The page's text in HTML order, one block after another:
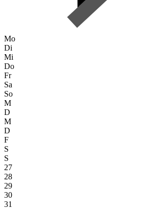
Mo
Di
Mi
Do
Fr
Sa
So
M
D
M
D
F
S
S
27
28
29
30
31